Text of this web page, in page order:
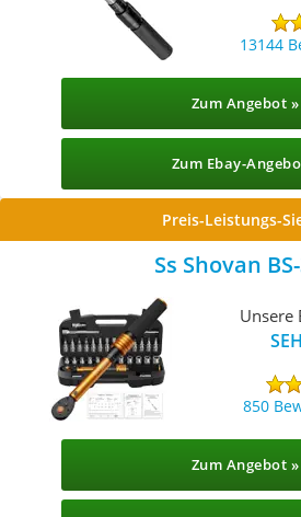
13144
Zum Angebot »
Zum Ebay-
Preis-Leistungs-
Ss Shovan
Unsere
850
Zum Angebot »